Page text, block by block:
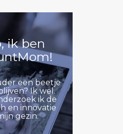
ik ben
een beetje
Ik wel.
ik de
en innovatie
gezin.